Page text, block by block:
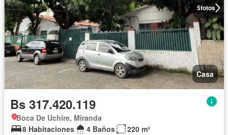
5fotos
Casa
Bs 317.420.119
Boca De Uchire, Miranda
8 Habitaciones
4 Baños
220 m²